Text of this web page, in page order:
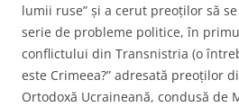
lumii ruse” și a cerut preoților să
serie de probleme politice, în
conflictului din Transnistria (o
este Crimeea?” adresată preoților
Ortodoxă Ucraineană, condusă de